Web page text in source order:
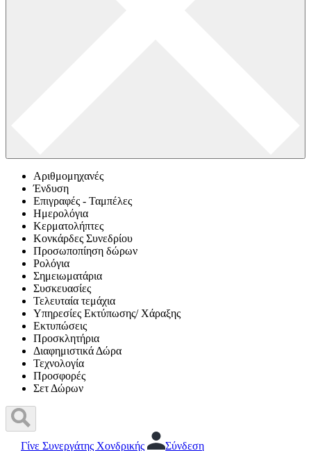
Αριθμομηχανές
Ένδυση
Επιγραφές - Ταμπέλες
Ημερολόγια
Κερματολήπτες
Κονκάρδες Συνεδρίου
Προσωποπίηση δώρων
Ρολόγια
Σημειωματάρια
Συσκευασίες
Τελευταία τεμάχια
Υπηρεσίες Εκτύπωσης/ Χάραξης
Εκτυπώσεις
Προσκλητήρια
Διαφημιστικά Δώρα
Τεχνολογία
Προσφορές
Σετ Δώρων
Γίνε Συνεργάτης Χονδρικής Σύνδεση